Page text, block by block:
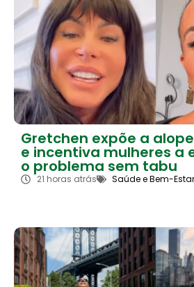
Gretchen expõe a
e incentiva mulheres a
o problema sem tabu
21 horas atrás Saúde e Bem-Estar